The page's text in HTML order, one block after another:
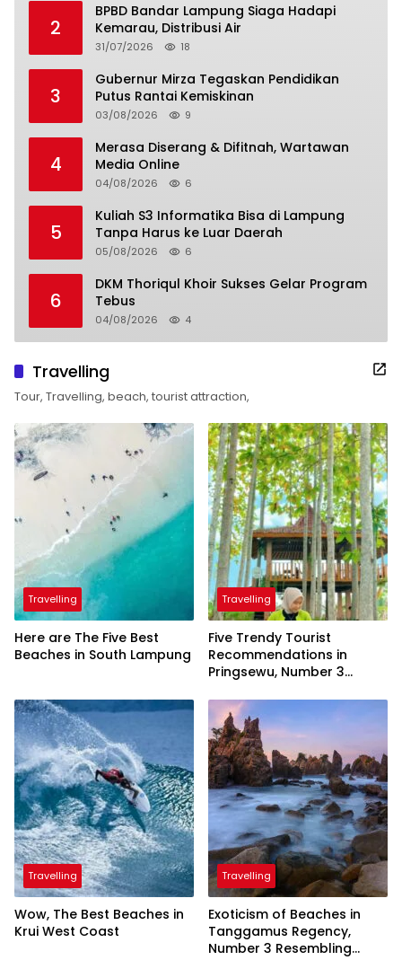
2
BPBD Bandar Lampung Siaga Hadapi
Kemarau, Distribusi Air
31/07/2026 18
3
Gubernur Mirza Tegaskan Pendidikan
Putus Rantai Kemiskinan
03/08/2026 9
4
Merasa Diserang & Difitnah, Wartawan
Media Online
04/08/2026 6
5
Kuliah S3 Informatika Bisa di Lampung
Tanpa Harus ke Luar Daerah
05/08/2026 6
6
DKM Thoriqul Khoir Sukses Gelar Program
Tebus
04/08/2026 4
Travelling
Tour, Travelling, beach, tourist attraction,
Travelling
Here are The Five Best
Beaches in South Lampung
Travelling
Five Trendy Tourist
Recommendations in
Pringsewu, Number 3
President
Travelling
Wow, The Best Beaches in
Krui West Coast
Travelling
Exoticism of Beaches in
Tanggamus Regency,
Number 3 Resembling